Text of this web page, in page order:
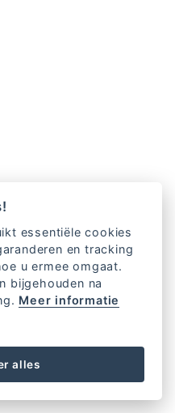
essentiële cookies
en tracking
u ermee omgaat.
bijgehouden na
Meer informatie
alles